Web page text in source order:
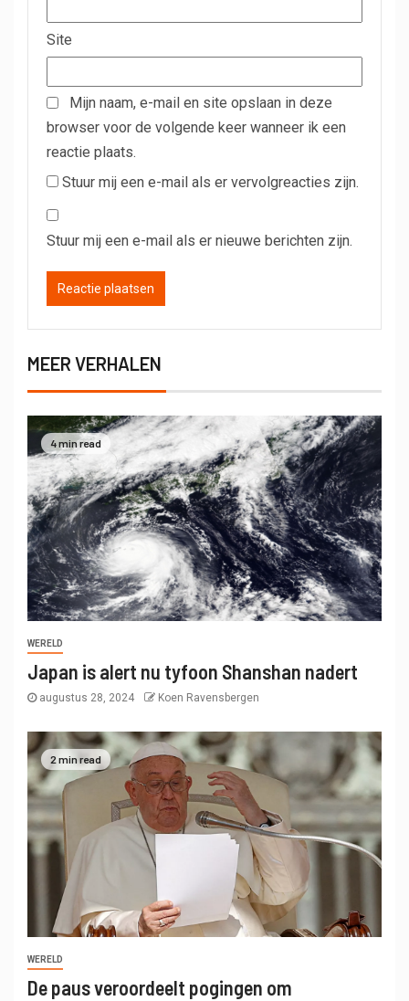
Site
Mijn naam, e-mail en site opslaan in deze
browser voor de volgende keer wanneer ik een
reactie plaats.
Stuur mij een e-mail als er vervolgreacties zijn.
Stuur mij een e-mail als er nieuwe berichten zijn.
MEER VERHALEN
4 min read
WERELD
Japan is alert nu tyfoon Shanshan nadert
augustus 28, 2024 Koen Ravensbergen
2 min read
WERELD
De paus veroordeelt pogingen om